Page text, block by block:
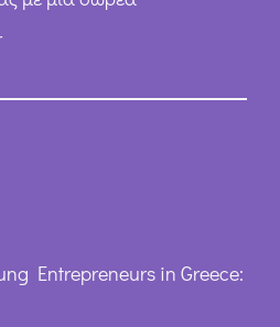
Entrepreneurs in Greece: